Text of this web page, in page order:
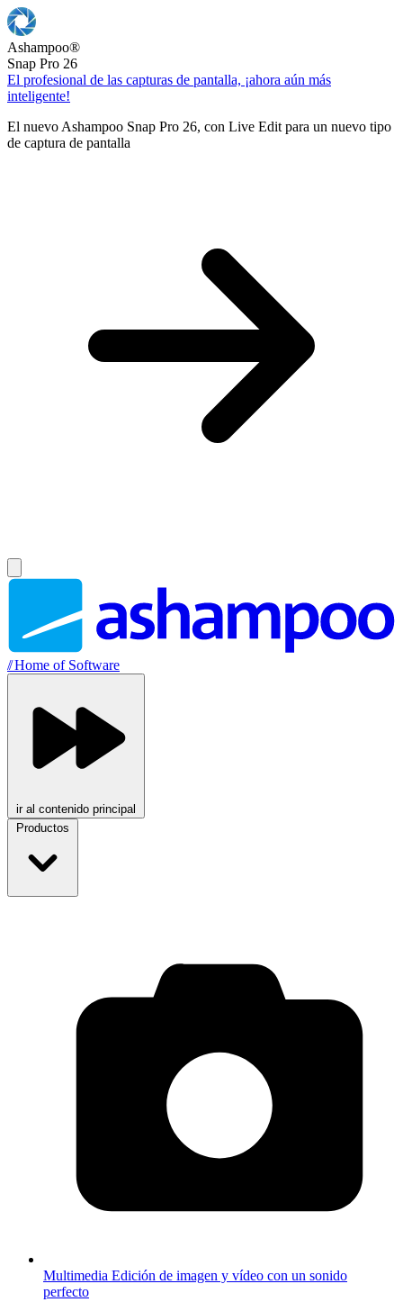
Ashampoo®
Snap Pro 26
El profesional de las capturas de pantalla, ¡ahora aún más
inteligente!
El nuevo Ashampoo Snap Pro 26, con Live Edit para un nuevo tipo
de captura de pantalla
//Home of Software
ir al contenido principal
Productos
Multimedia Edición de imagen y vídeo con un sonido
perfecto